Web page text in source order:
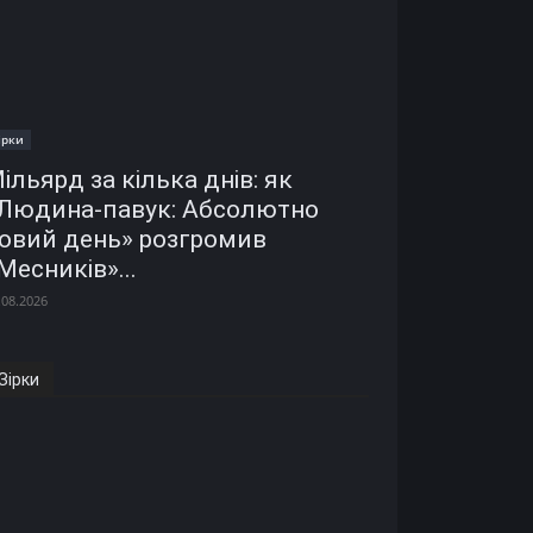
за кілька днів: як
павук: Абсолютно
день» розгромив